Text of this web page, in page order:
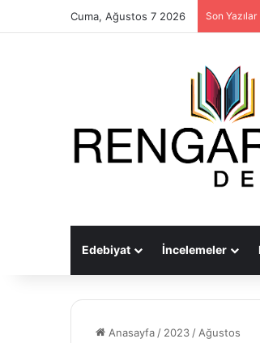
Cuma, Ağustos 7 2026 Son Yazılar
Edebiyat İncelemeler
Anasayfa / 2023 / Ağustos